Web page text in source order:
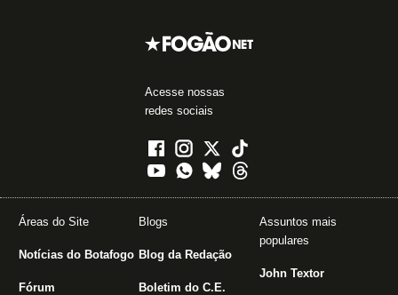
Acesse nossas
redes sociais
Áreas do Site
Notícias do Botafogo
Fórum
Blogs
Blog da Redação
Boletim do C.E.
Assuntos mais
populares
John Textor